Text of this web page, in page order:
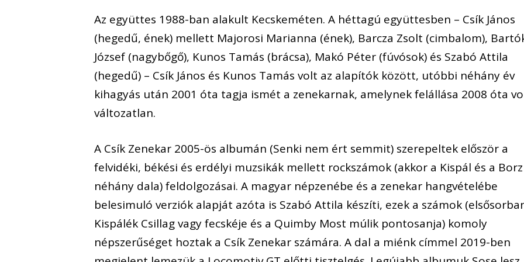
Az együttes 1988-ban alakult Kecskeméten. A héttagú együttesben – Csík János
(hegedű, ének) mellett Majorosi Marianna (ének), Barcza Zsolt (cimbalom),
József (nagybőgő), Kunos Tamás (brácsa), Makó Péter (fúvósok) és Szabó Attila
(hegedű) – Csík János és Kunos Tamás volt az alapítók között, utóbbi néhány év
kihagyás után 2001 óta tagja ismét a zenekarnak, amelynek felállása 2008 óta
változatlan.
A Csík Zenekar 2005-ös albumán (Senki nem ért semmit) szerepeltek először a
felvidéki, békési és erdélyi muzsikák mellett rockszámok (akkor a Kispál és a Borz
néhány dala) feldolgozásai. A magyar népzenébe és a zenekar hangvételébe
belesimuló verziók alapját azóta is Szabó Attila készíti, ezek a számok
Kispálék Csillag vagy fecskéje és a Quimby Most múlik pontosanja) komoly
népszerűséget hoztak a Csík Zenekar számára. A dal a miénk címmel 2019-ben